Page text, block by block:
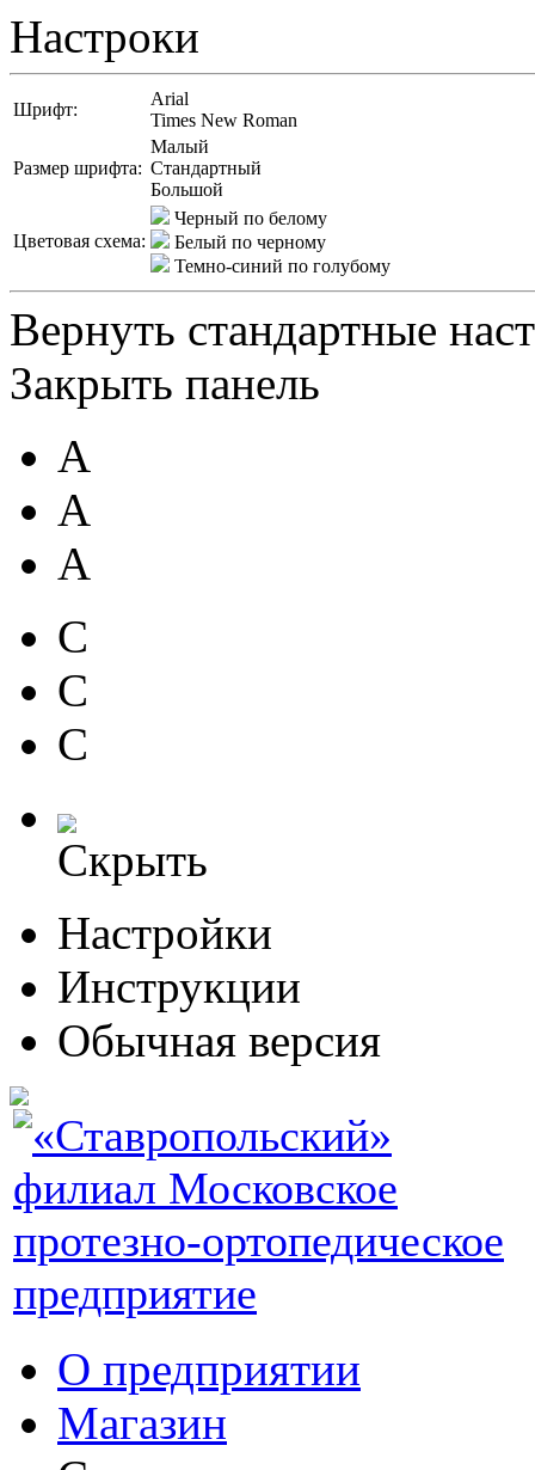
Настроки
Шрифт:
Arial
Times New Roman
Размер шрифта:
Малый
Стандартный
Большой
Цветовая схема:
Черный по белому
Белый по черному
Темно-синий по голубому
Вернуть стандартные
Закрыть панель
A
A
A
C
C
C
Скрыть
Настройки
Инструкции
Обычная версия
О предприятии
Магазин